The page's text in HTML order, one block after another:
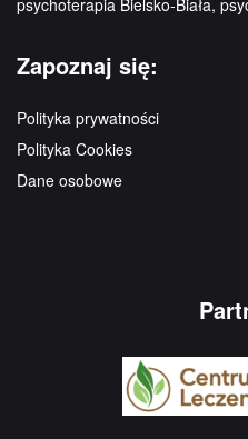
psychoterapia Bielsko-Biała,
Zapoznaj się:
Polityka prywatności
Polityka Cookies
Dane osobowe